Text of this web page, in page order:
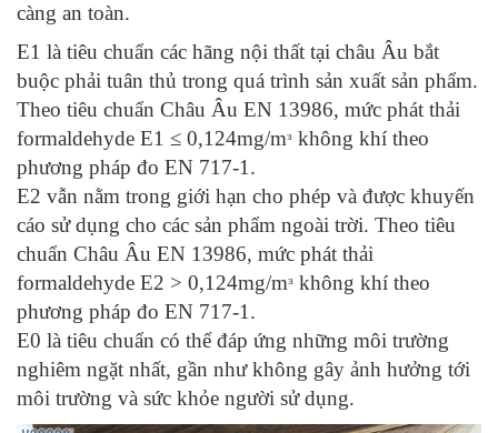
càng an toàn.
E1 là tiêu chuẩn các hãng nội thất tại châu Âu bắt
buộc phải tuân thủ trong quá trình sản xuất sản phẩm.
Theo tiêu chuẩn Châu Âu EN 13986, mức phát thải
formaldehyde E1 ≤ 0,124mg/mᵌ không khí theo
phương pháp đo EN 717-1.
E2 vẫn nằm trong giới hạn cho phép và được khuyến
cáo sử dụng cho các sản phẩm ngoài trời. Theo tiêu
chuẩn Châu Âu EN 13986, mức phát thải
formaldehyde E2 > 0,124mg/mᵌ không khí theo
phương pháp đo EN 717-1.
E0 là tiêu chuẩn có thể đáp ứng những môi trường
nghiêm ngặt nhất, gần như không gây ảnh hưởng tới
môi trường và sức khỏe người sử dụng.